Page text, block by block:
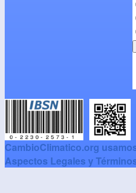
CambioClimatico.org
Aspectos Legales y